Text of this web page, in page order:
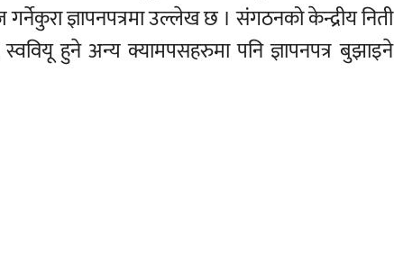
ज्ञापनपत्रमा उल्लेख छ । संगठनको केन्द्रीय निती
हुने अन्य क्यामपसहरुमा पनि ज्ञापनपत्र बुझाइने